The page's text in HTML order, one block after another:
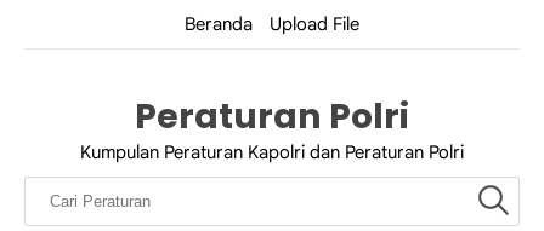
Beranda Upload File
Peraturan Polri
Kumpulan Peraturan Kapolri dan Peraturan Polri